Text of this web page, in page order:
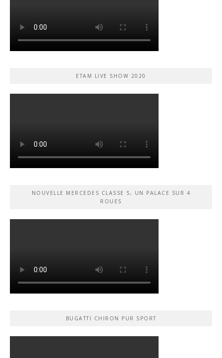
ETAM LIVE SHOW 2020
NOUVELLE MERCEDES CLASSE S, UN PALACE SUR 4
ROUES
BUGATTI CHIRON PUR SPORT